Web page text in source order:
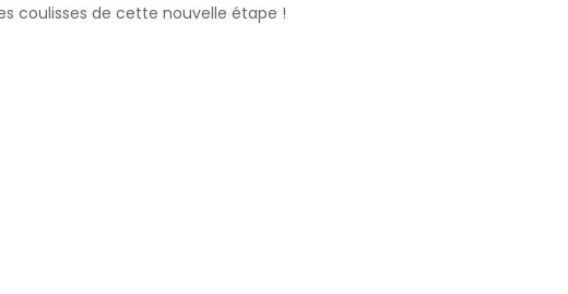
coulisses de cette nouvelle étape !